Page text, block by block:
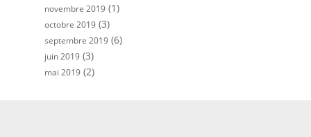
novembre 2019 (1)
octobre 2019 (3)
septembre 2019 (6)
juin 2019 (3)
mai 2019 (2)